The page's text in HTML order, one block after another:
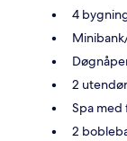
4
2
Spa med
2